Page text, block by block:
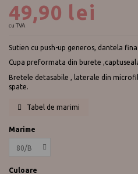
49,90 lei
cu TVA
Sutien cu push-up generos, dantela
Cupa preformata din burete
Bretele detasabile , laterale din
spate.
Tabel de marimi
Marime
Culoare